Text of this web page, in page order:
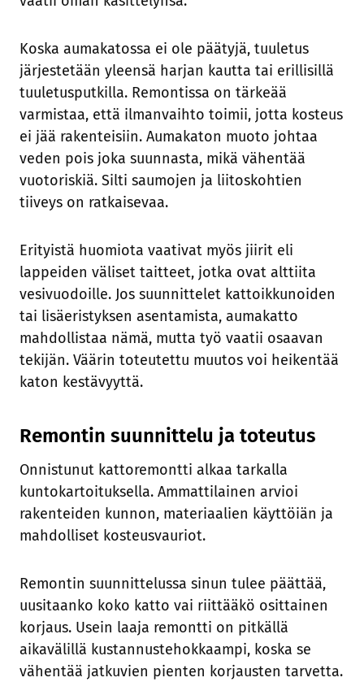
Koska aumakatossa ei ole päätyjä, tuuletus
järjestetään yleensä harjan kautta tai erillisillä
tuuletusputkilla. Remontissa on tärkeää
varmistaa, että ilmanvaihto toimii, jotta kosteus
ei jää rakenteisiin. Aumakaton muoto johtaa
veden pois joka suunnasta, mikä vähentää
vuotoriskiä. Silti saumojen ja liitoskohtien
tiiveys on ratkaisevaa.
Erityistä huomiota vaativat myös jiirit eli
lappeiden väliset taitteet, jotka ovat alttiita
vesivuodoille. Jos suunnittelet kattoikkunoiden
tai lisäeristyksen asentamista, aumakatto
mahdollistaa nämä, mutta työ vaatii osaavan
tekijän. Väärin toteutettu muutos voi heikentää
katon kestävyyttä.
Remontin suunnittelu ja toteutus
Onnistunut kattoremontti alkaa tarkalla
kuntokartoituksella. Ammattilainen arvioi
rakenteiden kunnon, materiaalien käyttöiän ja
mahdolliset kosteusvauriot.
Remontin suunnittelussa sinun tulee päättää,
uusitaanko koko katto vai riittääkö osittainen
korjaus. Usein laaja remontti on pitkällä
aikavälillä kustannustehokkaampi, koska se
vähentää jatkuvien pienten korjausten tarvetta.